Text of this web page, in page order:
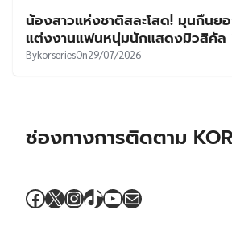
น้องสาวแห่งชาติสละโสด! มุนกึนย
แต่งงานแฟนหนุ่มนักแสดงมิวสิคัล
BykorseriesOn29/07/2026
ช่องทางการติดตาม
Facebook
X Instagram
TikTok
YouTube
Mail